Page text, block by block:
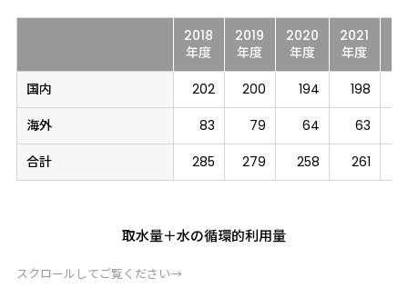
2018
年度
2019
年度
2020
年度
2021
年度
国内
202 200 194 198
海外
83 79 64 63
合計
285 279 258 261
取水量＋水の循環的利用量
スクロールしてご覧ください→